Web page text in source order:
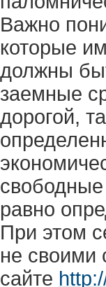
Важно
которые
должны
заемные
дорогой,
равно
При этом
не своими
сайте